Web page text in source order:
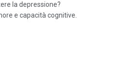
la depressione?
e capacità cognitive.